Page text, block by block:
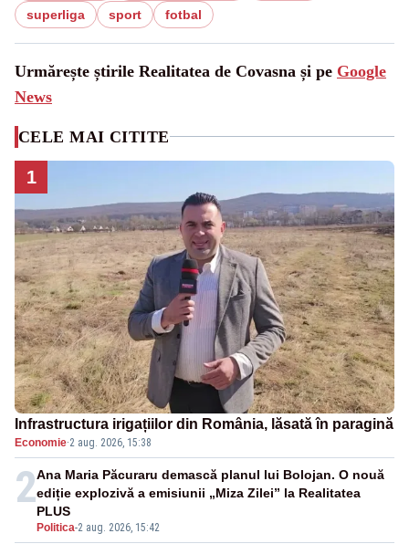
superliga
sport fotbal
Urmărește știrile Realitatea de Covasna și pe Google
News
CELE MAI CITITE
1
Infrastructura irigațiilor din România, lăsată în paragină
Economie·2 aug. 2026, 15:38
2
Politica-2 aug. 2026, 15:42
Ana Maria Păcuraru demască planul lui Bolojan. O nouă
ediție explozivă a emisiunii „Miza Zilei” la Realitatea
PLUS